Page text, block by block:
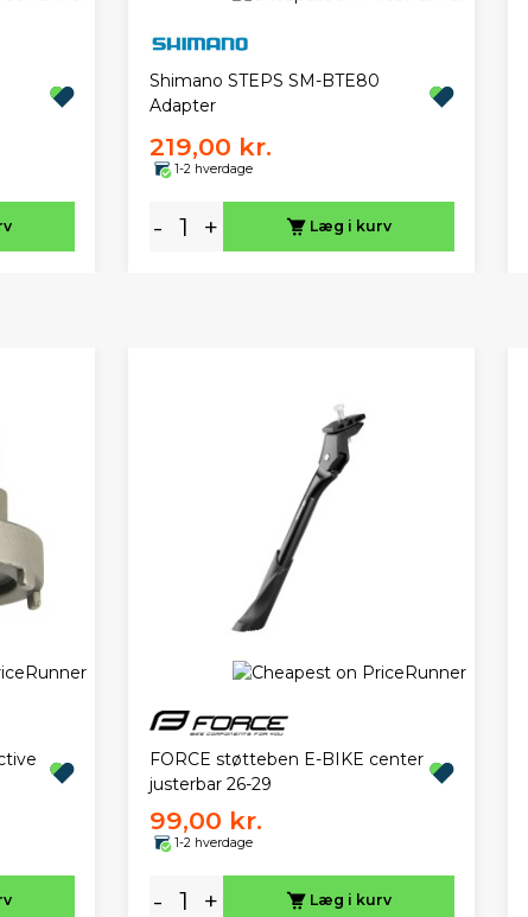
Shimano STEPS SM-BTE80
Adapter
219,00 kr.
1-2 hverdage
- + Læg i kurv
FORCE støtteben E-BIKE center
justerbar 26-29
99,00 kr.
1-2 hverdage
- + Læg i kurv